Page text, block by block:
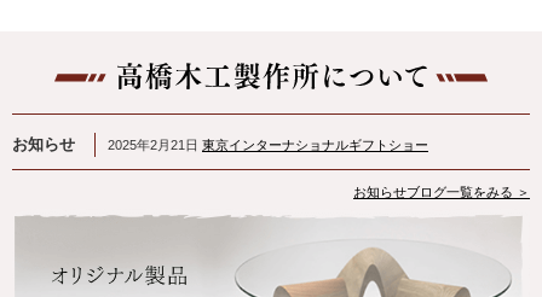
お知らせ 2025年2月21日 東京インターナショナルギフトショー
お知らせブログ一覧をみる ＞